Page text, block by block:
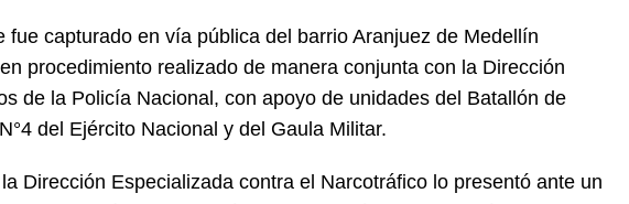
fue capturado en vía pública del barrio Aranjuez de Medellín
procedimiento realizado de manera conjunta con la Dirección
de la Policía Nacional, con apoyo de unidades del Batallón de
del Ejército Nacional y del Gaula Militar.
Dirección Especializada contra el Narcotráfico lo presentó ante un